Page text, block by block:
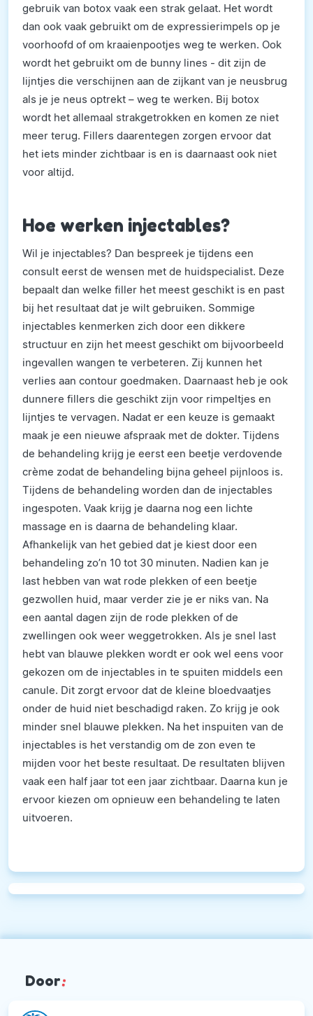
gebruik van botox vaak een strak gelaat. Het wordt
dan ook vaak gebruikt om de expressierimpels op je
voorhoofd of om kraaienpootjes weg te werken. Ook
wordt het gebruikt om de bunny lines - dit zijn de
lijntjes die verschijnen aan de zijkant van je neusbrug
als je je neus optrekt – weg te werken. Bij botox
wordt het allemaal strakgetrokken en komen ze niet
meer terug. Fillers daarentegen zorgen ervoor dat
het iets minder zichtbaar is en is daarnaast ook niet
voor altijd.
Hoe werken injectables?
Wil je injectables? Dan bespreek je tijdens een
consult eerst de wensen met de huidspecialist. Deze
bepaalt dan welke filler het meest geschikt is en past
bij het resultaat dat je wilt gebruiken. Sommige
injectables kenmerken zich door een dikkere
structuur en zijn het meest geschikt om bijvoorbeeld
ingevallen wangen te verbeteren. Zij kunnen het
verlies aan contour goedmaken. Daarnaast heb je ook
dunnere fillers die geschikt zijn voor rimpeltjes en
lijntjes te vervagen. Nadat er een keuze is gemaakt
maak je een nieuwe afspraak met de dokter. Tijdens
de behandeling krijg je eerst een beetje verdovende
crème zodat de behandeling bijna geheel pijnloos is.
Tijdens de behandeling worden dan de injectables
ingespoten. Vaak krijg je daarna nog een lichte
massage en is daarna de behandeling klaar.
Afhankelijk van het gebied dat je kiest door een
behandeling zo’n 10 tot 30 minuten. Nadien kan je
last hebben van wat rode plekken of een beetje
gezwollen huid, maar verder zie je er niks van. Na
een aantal dagen zijn de rode plekken of de
zwellingen ook weer weggetrokken. Als je snel last
hebt van blauwe plekken wordt er ook wel eens voor
gekozen om de injectables in te spuiten middels een
canule. Dit zorgt ervoor dat de kleine bloedvaatjes
onder de huid niet beschadigd raken. Zo krijg je ook
minder snel blauwe plekken. Na het inspuiten van de
injectables is het verstandig om de zon even te
mijden voor het beste resultaat. De resultaten blijven
vaak een half jaar tot een jaar zichtbaar. Daarna kun je
ervoor kiezen om opnieuw een behandeling te laten
uitvoeren.
Door: